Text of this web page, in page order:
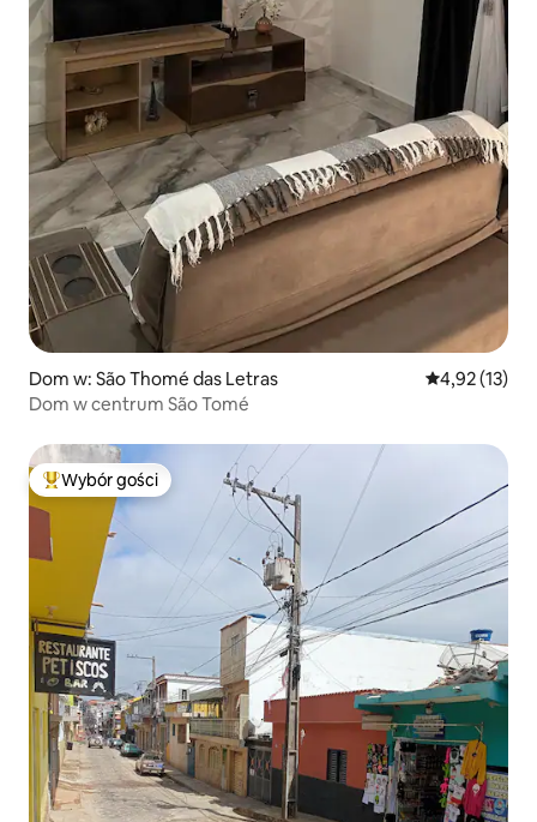
Dom w: São Thomé das Letras Średnia
4,92 (13)
Dom w centrum São Tomé
Najpopularniejsze z kategorii Wybór gości
Wybór gości